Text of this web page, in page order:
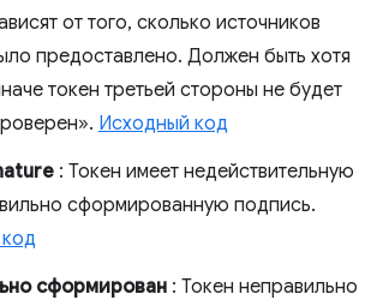
от того, сколько источников
предоставлено. Должен быть хотя
токен третьей стороны не будет
Исходный код
: Токен имеет недействительную
сформированную подпись.
сформирован : Токен неправильно